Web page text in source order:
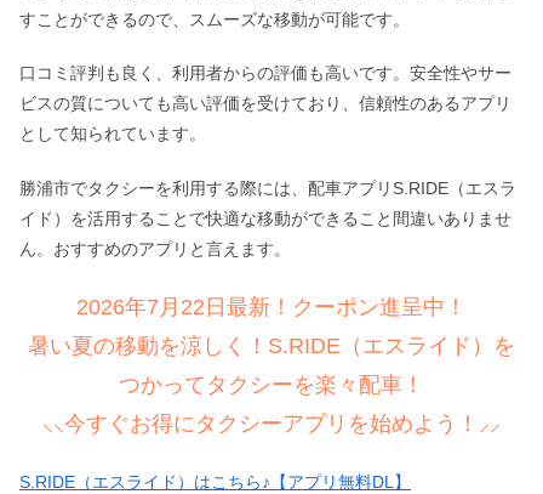
すことができるので、スムーズな移動が可能です。
口コミ評判も良く、利用者からの評価も高いです。安全性やサー
ビスの質についても高い評価を受けており、信頼性のあるアプリ
として知られています。
勝浦市でタクシーを利用する際には、配車アプリS.RIDE（エスラ
イド）を活用することで快適な移動ができること間違いありませ
ん。おすすめのアプリと言えます。
2026年7月22日最新！クーポン進呈中！
暑い夏の移動を涼しく！S.RIDE（エスライド）を
つかってタクシーを楽々配車！
⸜⸜今すぐお得にタクシーアプリを始めよう！⸝⸝
S.RIDE（エスライド）はこちら♪【アプリ無料DL】